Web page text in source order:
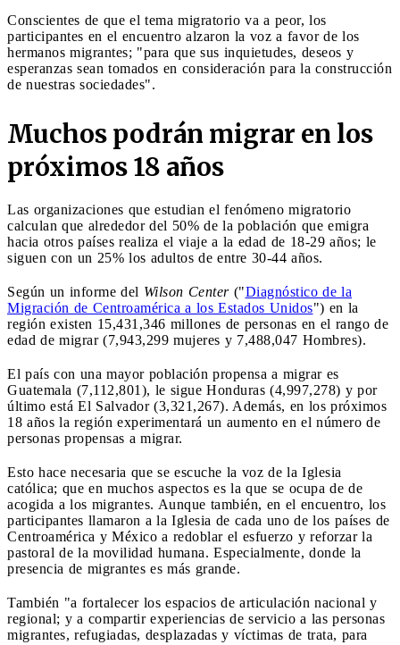
Conscientes de que el tema migratorio va a peor, los
participantes en el encuentro alzaron la voz a favor de los
hermanos migrantes; "para que sus inquietudes, deseos y
esperanzas sean tomados en consideración para la construcción
de nuestras sociedades".
Muchos podrán migrar en los
próximos 18 años
Las organizaciones que estudian el fenómeno migratorio
calculan que alrededor del 50% de la población que emigra
hacia otros países realiza el viaje a la edad de 18-29 años; le
siguen con un 25% los adultos de entre 30-44 años.
Según un informe del Wilson Center("Diagnóstico de la
Migración de Centroamérica a los Estados Unidos") en la
región existen 15,431,346 millones de personas en el rango de
edad de migrar (7,943,299 mujeres y 7,488,047 Hombres).
El país con una mayor población propensa a migrar es
Guatemala (7,112,801), le sigue Honduras (4,997,278) y por
último está El Salvador (3,321,267). Además, en los próximos
18 años la región experimentará un aumento en el número de
personas propensas a migrar.
Esto hace necesaria que se escuche la voz de la Iglesia
católica; que en muchos aspectos es la que se ocupa de de
acogida a los migrantes. Aunque también, en el encuentro, los
participantes llamaron a la Iglesia de cada uno de los países de
Centroamérica y México a redoblar el esfuerzo y reforzar la
pastoral de la movilidad humana. Especialmente, donde la
presencia de migrantes es más grande.
También "a fortalecer los espacios de articulación nacional y
regional; y a compartir experiencias de servicio a las personas
migrantes, refugiadas, desplazadas y víctimas de trata, para